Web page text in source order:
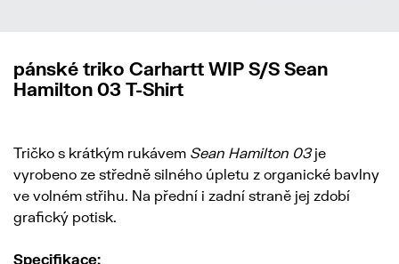
pánské triko Carhartt WIP S/S Sean
Hamilton 03 T-Shirt
Tričko s krátkým rukávem Sean Hamilton 03je
vyrobeno ze středně silného úpletu z organické bavlny
ve volném střihu. Na přední i zadní straně jej zdobí
grafický potisk.
Specifikace: